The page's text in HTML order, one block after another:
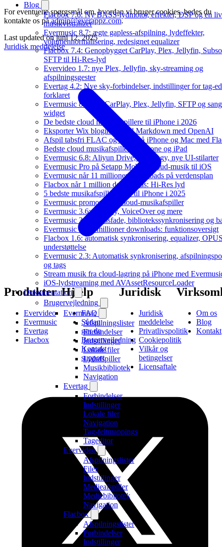
Blog
Flacbox 7.6: Ny BASS-lydmotor, effekter, DSP og en
musikvisualizer
Evermusic 8.7: ægte gapless-afspilning, lydeffekter,
volumennormalisering, redesignet equalizer
Flacbox 7.4: Genopbygget CarPlay, Plex, Jellyfin,
SFTP til Hi-Res-lyd
Evervideo 1.7: nye Plex, Jellyfin, sky-streaming og
afspilningsgester
Evertag 4.2: Nye sky-forbindelser, indstillinger for tag-
forklaret
Evermusic 8.6: Ny CarPlay, Plex, Jellyfin, SFTP og
widget
De bedste cloud musikafspillere til iPhone i 2026
Eksporter Wix blogindlæg til Markdown med OpenAI
Afspil tabsfri FLAC og DSD på iPhone og Mac med
Bedste cloud musikafspiller til iPhone og iPad
Evermusic 6.8: Aliyun Drive, Synology, nye UI-stilarter
Evermusic Pro på Setapp Mobile: cloud-musik til iOS
Evermusic når 11 millioner downloads på verdensplan
Flacbox når 1 million downloads: Hi-Res lyd
5 bedste musikafspiller-apps til iPhone i 2025
Evermusic promovideo: cloud-musikafspiller
Evermusic 3.6: CarPlay, VoiceOver og mere
Evermusic 3.1: Crossfade, bibliotekssynkronisering og
Evermusic når 3 millioner downloads: funktionsoversigt
Flacbox 1.6: automatisk synkronisering, equalizer,
understøttelse
Evermusic 2.3: Automatisk synkronisering,
og tags
Stream musik fra cloud-lagring på iPhone med
iOS-lydstreaming med AVAssetResourceLoader
Dokumentation
Brugervejledning
Evermusic
Afspilningslister
Forbindelser
Indstillinger
Lokale filer
Lydafspiller
Musikbibliotek
Navigation
Evertag
Forbindelser
Indstillinger
Lokale filer
Navigation
Tag-feltmappings
Tageditor
Evervideo
Afspilningslister
Filer
Indstillinger
Medieafspiller
Mediebibliotek
Navigation
Flacbox
Afspilningslister
Forbindelser
Indstillinger
For eventuelle spørgsmål om, hvordan vi bruger cookies, bedes du
kontakte os påadmin@everappz.com.
Last updated onjuni 12, 2025
Juridisk meddelelse
Produkter
Evervideo
Evermusic
Evertag
Flacbox
Hjælp
FAQ
Sådan
gør du
Brugervejledning
Kontakt
support
Juridisk
Juridisk
meddelelse
Privatlivspolitik
Cookiepolitik
Vilkår og
betingelser
Licensaftale
Om os
Blog
Kontakt